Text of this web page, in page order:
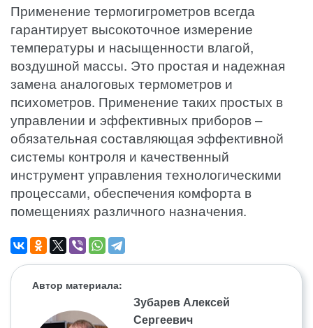
Применение термогигрометров всегда
гарантирует высокоточное измерение
температуры и насыщенности влагой,
воздушной массы. Это простая и надежная
замена аналоговых термометров и
психометров. Применение таких простых в
управлении и эффективных приборов –
обязательная составляющая эффективной
системы контроля и качественный
инструмент управления технологическими
процессами, обеспечения комфорта в
помещениях различного назначения.
Автор материала:
Зубарев Алексей
Сергеевич